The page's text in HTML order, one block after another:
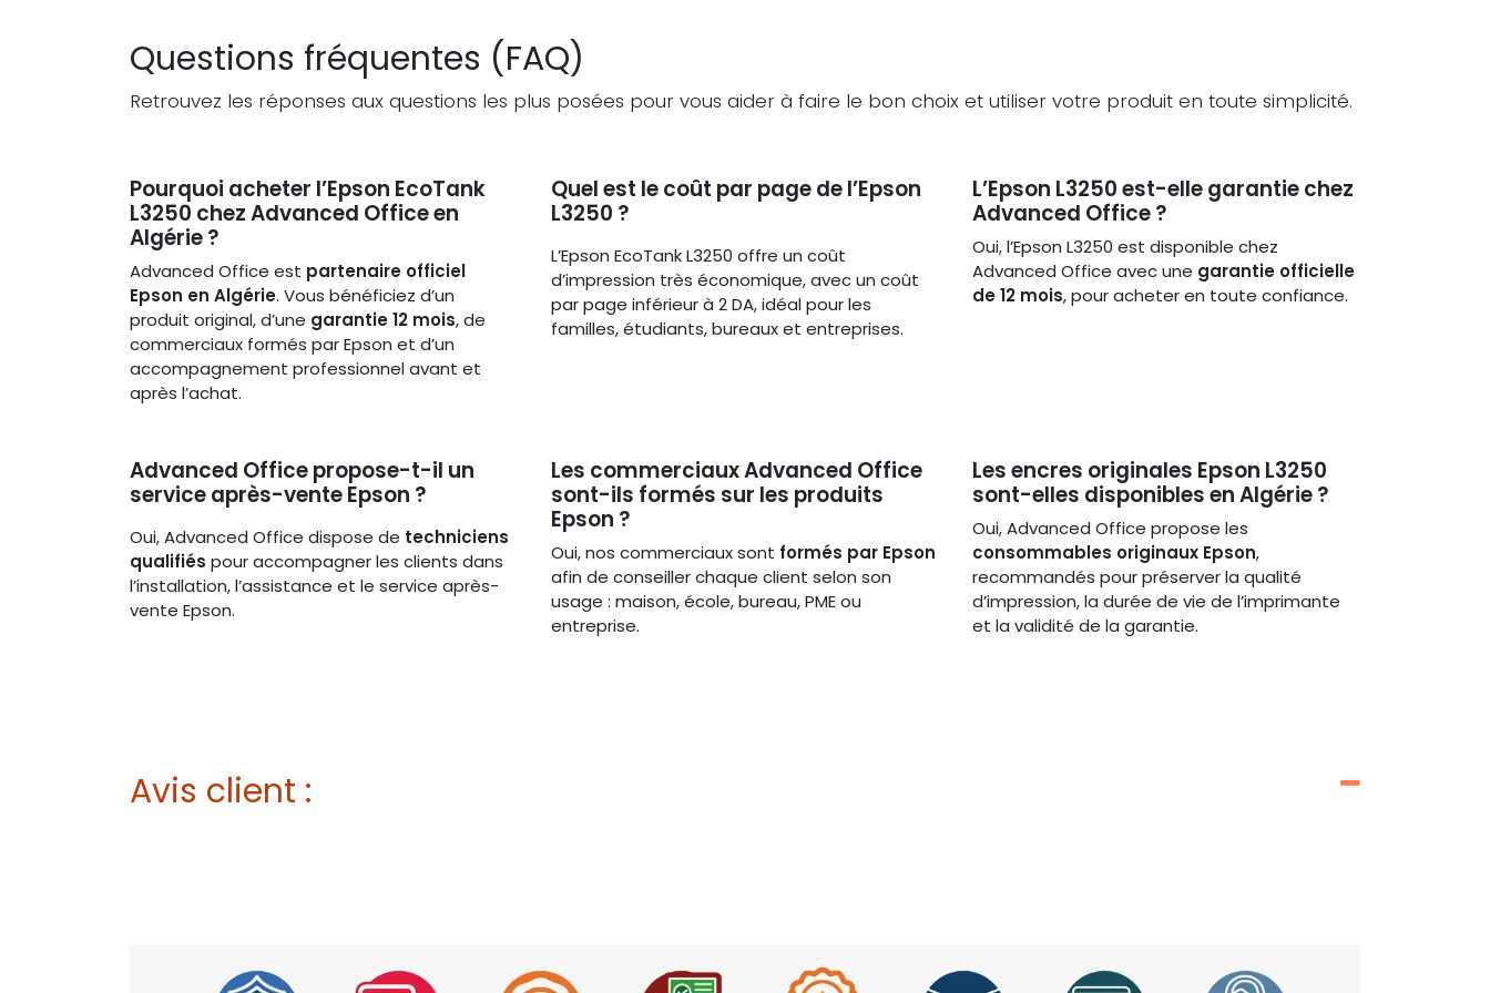
Questions fréquentes (FAQ)
Retrouvez les réponses aux questions les plus posées pour vous aider à faire le bon choix et utiliser votre produit en toute simplicité.
Pourquoi acheter l’Epson EcoTank
L3250 chez Advanced Office en
Algérie ?
Advanced Office est partenaire officiel
Epson en Algérie. Vous bénéficiez d’un
produit original, d’une garantie 12 mois, de
commerciaux formés par Epson et d’un
accompagnement professionnel avant et
après l’achat.
Quel est le coût par page de l’Epson
L3250 ?
L’Epson EcoTank L3250 offre un coût
d’impression très économique, avec un coût
par page inférieur à 2 DA, idéal pour les
familles, étudiants, bureaux et entreprises.
L’Epson L3250 est-elle garantie chez
Advanced Office ?
Oui, l’Epson L3250 est disponible chez
Advanced Office avec une garantie officielle
de 12 mois, pour acheter en toute confiance.
Advanced Office propose-t-il un
service après-vente Epson ?
Oui, Advanced Office dispose de techniciens
qualifiés pour accompagner les clients dans
l’installation, l’assistance et le service après-
vente Epson.
Les commerciaux Advanced Office
sont-ils formés sur les produits
Epson ?
Oui, nos commerciaux sont formés par Epson
afin de conseiller chaque client selon son
usage : maison, école, bureau, PME ou
entreprise.
Les encres originales Epson L3250
sont-elles disponibles en Algérie ?
Oui, Advanced Office propose les
consommables originaux Epson,
recommandés pour préserver la qualité
d’impression, la durée de vie de l’imprimante
et la validité de la garantie.
Avis client :